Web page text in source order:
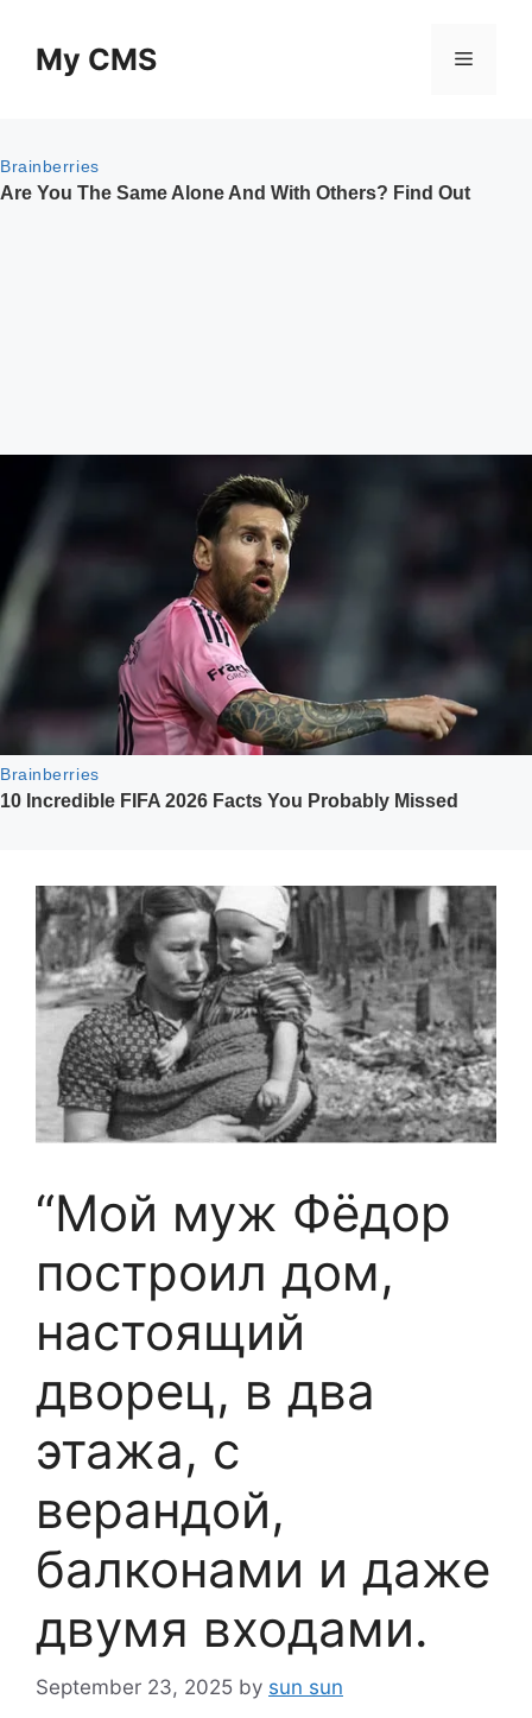
contentMy CMS Menu
“Мой муж Фёдор
построил дом,
настоящий
дворец, в два
этажа, с
верандой,
балконами и даже
двумя входами.
September 23, 2025 by sun sun